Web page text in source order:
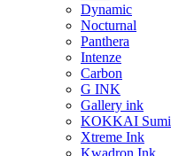
Dynamic
Nocturnal
Panthera
Intenze
Carbon
G INK
Gallery ink
KOKKAI Sumi
Xtreme Ink
Kwadron Ink